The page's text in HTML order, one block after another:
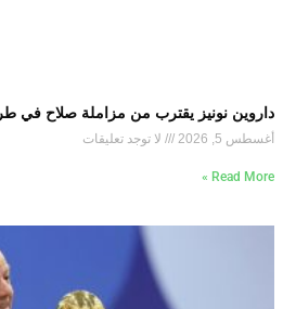
داروين نونيز يقترب من مزاملة صلاح في
أغسطس 5, 2026 لا توجد تعليقات
Read More »